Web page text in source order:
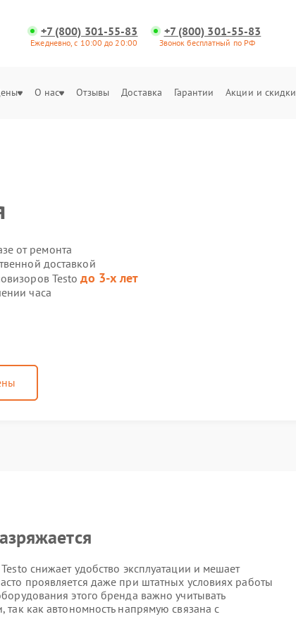
+7 (800) 301-55-83
Ежедневно, с 10:00 до 20:00
+7 (800) 301-55-83
Звонок бесплатный по РФ
О нас Отзывы Доставка Гарантии Акции и скидки
от ремонта
доставкой
Testoдо 3-х лет
часа
снижает удобство эксплуатации и мешает
проявляется даже при штатных условиях работы
этого бренда важно учитывать
как автономность напрямую связана с